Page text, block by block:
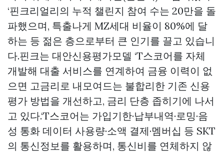
‘핀크리얼리의 누적 챌린지 참여 수는 20만을 돌
파했으며, 특출나게 MZ세대 비율이 80%에 달
하는 등 젊은 층으로부터 큰 인기를 끌고 있습니
다.핀크는 대안신용평가모델 ‘T스코어를 자체
개발해 대출 서비스를 연계하여 금융 이력이 없
으면 고금리로 내모여드는 불합리한 기존 신용
평가 방법을 개선하고, 금리 단층 좁히기에 나서
고 있다.‘T스코어는 가입기한·납부내역·로밍·음
성 통화 데이터 사용량·소액 결제·멤버십 등 SKT
의 통신정보를 활용하며, 통신비를 연체하지 않